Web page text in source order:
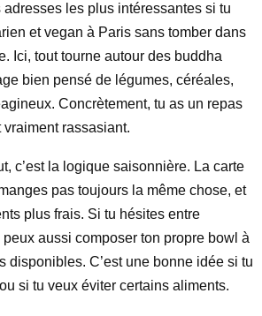
adresses les plus intéressantes si tu
et vegan à Paris sans tomber dans
Ici, tout tourne autour des buddha
bien pensé de légumes, céréales,
Concrètement, tu as un repas
rassasiant.
c’est la logique saisonnière. La carte
pas toujours la même chose, et
plus frais. Si tu hésites entre
aussi composer ton propre bowl à
disponibles. C’est une bonne idée si tu
si tu veux éviter certains aliments.